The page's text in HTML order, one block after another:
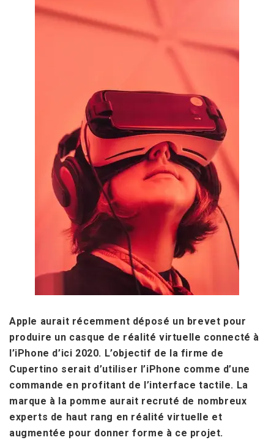
Apple aurait récemment déposé un brevet pour
produire un casque de réalité virtuelle connecté à
l’iPhone d’ici 2020. L’objectif de la firme de
Cupertino serait d’utiliser l’iPhone comme d’une
commande en profitant de l’interface tactile. La
marque à la pomme aurait recruté de nombreux
experts de haut rang en réalité virtuelle et
augmentée pour donner forme à ce projet.